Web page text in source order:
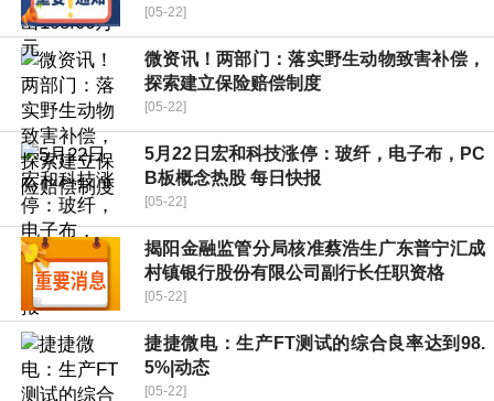
[05-22]
微资讯！两部门：落实野生动物致害补偿，
探索建立保险赔偿制度
[05-22]
5月22日宏和科技涨停：玻纤，电子布，PC
B板概念热股 每日快报
[05-22]
揭阳金融监管分局核准蔡浩生广东普宁汇成
村镇银行股份有限公司副行长任职资格
[05-22]
捷捷微电：生产FT测试的综合良率达到98.
5%|动态
[05-22]